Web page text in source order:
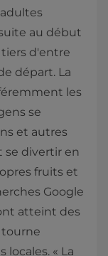
au début
d'entre
départ. La
les
se
et autres
se divertir en
fruits et
Google
atteint des
tourne
« La